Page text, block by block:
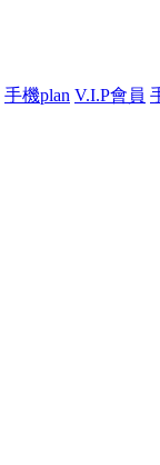
手機plan V.I.P會員